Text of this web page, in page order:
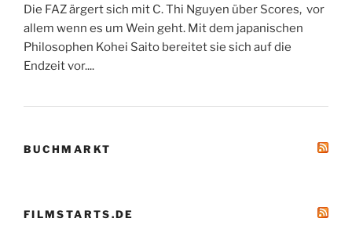
Die FAZ ärgert sich mit C. Thi Nguyen über Scores, vor
allem wenn es um Wein geht. Mit dem japanischen
Philosophen Kohei Saito bereitet sie sich auf die
Endzeit vor....
BUCHMARKT
FILMSTARTS.DE